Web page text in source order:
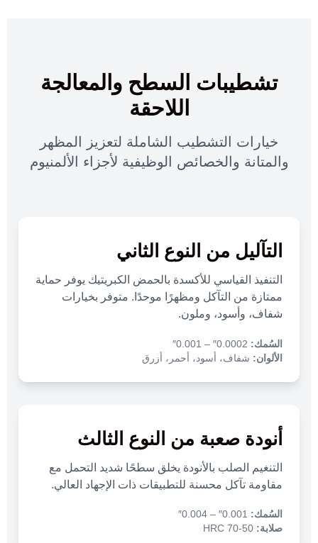
تشطيبات السطح والمعالجة
اللاحقة
خيارات التشطيب الشاملة لتعزيز المظهر
والمتانة والخصائص الوظيفية لأجزاء الألمنيوم
التآليل من النوع الثاني
التنفيذ القياسي للأكسدة بالحمض الكبريتيك يوفر حماية
ممتازة من التآكل ومظهرًا موحدًا. متوفر بخيارات
شفاف، وأسود، وملون.
السُمك:0.0002″ – 0.001″
الألوان:شفاف، أسود، أحمر، أزرق
أنودة صعبة من النوع الثالث
التنغيم الصلب بالأنودة يخلق سطحًا شديد التحمل مع
مقاومة تآكل محسنة للتطبيقات ذات الإجهاد العالي.
السُمك:0.001″ – 0.004″
صلابة:50-70 HRC